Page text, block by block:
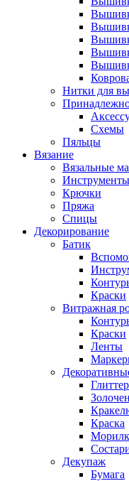
Нитки для
Схемы
Пяльцы
Вязание
Вязальные
Крючки
Пряжа
Спицы
Декорирование
Батик
Краски
Витражная
Краски
Ленты
Краска
Декупаж
Бумага